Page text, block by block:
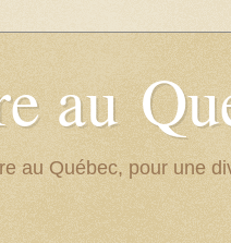
au
au Québec, pour une